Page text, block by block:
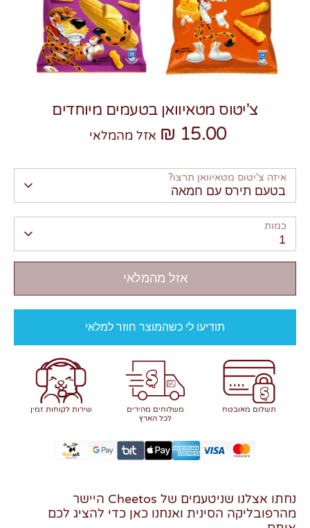
צ'יטוס מטאיוואן בטעמים מיוחדים
15.00 ₪ אזל מהמלאי
איזה צ'יטוס מטאיוואן תרצו?
בטעם תירס עם חמאה
כמות
1
אזל מהמלאי
תודיעו לי כשהמוצר חוזר למלאי
תשלום מאובטח
משלוחים מהירים
לכל הארץ
שירות לקוחות זמין
נחתו אצלנו שניטעמים של Cheetos היישר
מהרפובליקה הסינית ואנחנו כאן כדי להציג לכם